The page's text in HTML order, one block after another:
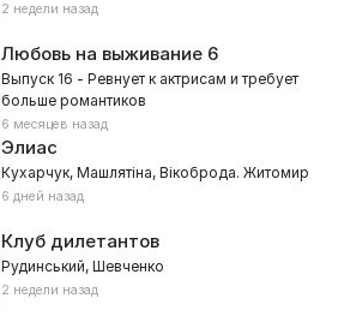
2 недели назад
Любовь на выживание6
Выпуск 16 - Ревнует к актрисам и требует
больше романтиков
6 месяцев назад
Элиас
Кухарчук, Машлятіна, Вікоброда. Житомир
6 дней назад
Клуб дилетантов
Рудинський, Шевченко
2 недели назад